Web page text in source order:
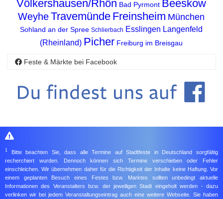
Völkershausen/Rhön Bad Pyrmont Beeskow
Weyhe Travemünde Freinsheim München
Sohland an der Spree Schlierbach Esslingen Langenfeld
(Rheinland) Picher Freiburg im Breisgau
Feste & Märkte bei Facebook
1 Bitte beachten Sie, dass alle Termine auf Stadtfeste in Deutschland sorgfältig
recherchiert wurden. Dennoch können sich Termine verschieben oder Fehler
einschleichen. Wir übernehmen daher für die Richtigkeit der Inhalte keine Haftung. Vor
einem geplanten Besuch eines Festes bzw. Marktes sollten unbedingt aktuelle
Informationen des Veranstalters bzw. der jeweiligen Stadt eingeholt werden - dazu
verlinken wir bei jedem Veranstaltungseintrag auch eine weitere Webseite. Sie haben